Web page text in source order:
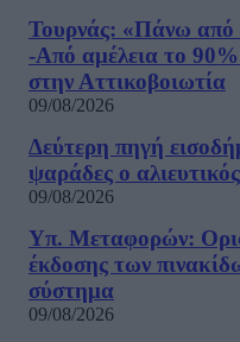
Τουρνάς: «Πάνω από
-Από αμέλεια το
στην Αττικοβοιωτία
09/08/2026
Δεύτερη πηγή
ψαράδες ο
09/08/2026
Υπ. Μεταφορών:
έκδοσης των
σύστημα
09/08/2026